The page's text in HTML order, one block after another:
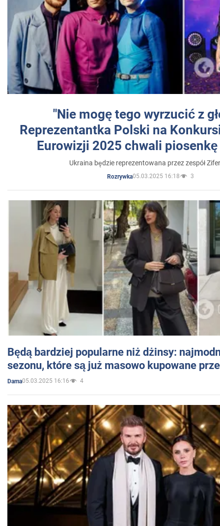
"Nie mogę tego wyrzucić z
Reprezentantka Polski na
Eurowizji 2025 chwali
Ukraina będzie reprezentowana przez zespół
Rozrywka05.03.2025 16:18 3
Będą bardziej popularne niż dżinsy:
sezonu, które są już masowo kupowane
Dama05.03.2025 16:16 4